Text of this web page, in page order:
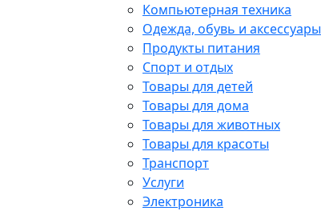
Компьютерная техника
Одежда, обувь и аксессуары
Продукты питания
Спорт и отдых
Товары для детей
Товары для дома
Товары для животных
Товары для красоты
Транспорт
Услуги
Электроника